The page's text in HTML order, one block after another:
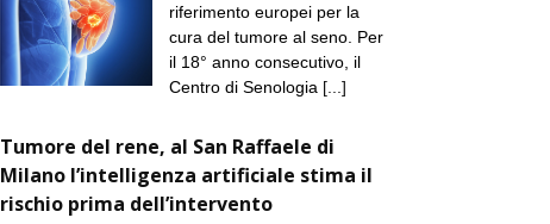
riferimento europei per la
cura del tumore al seno. Per
il 18° anno consecutivo, il
Centro di Senologia [...]
Tumore del rene, al San Raffaele di
Milano l’intelligenza artificiale stima il
rischio prima dell’intervento